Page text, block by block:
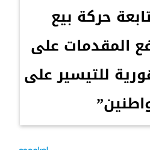
حركة بيع
المقدمات على
للتيسير على